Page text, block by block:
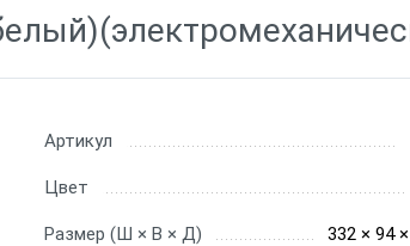
Механические
Электронные
АТОЛ
Штрих-М
Артикул
Цвет
Размер (Ш × В × Д) 332 × 94